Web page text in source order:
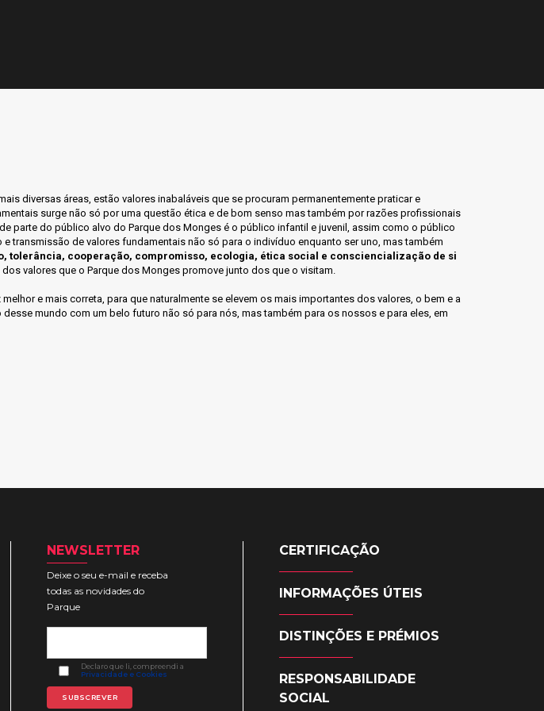
diversas áreas, estão valores inabaláveis que se procuram permanentemente praticar e
surge não só por uma questão ética e de bom senso mas também por razões profissionais
parte do público alvo do Parque dos Monges é o público infantil e juvenil, assim como o público
de valores fundamentais não só para o indivíduo enquanto ser uno, mas também
tolerância, cooperação, compromisso, ecologia, ética social e consciencialização de si
valores que o Parque dos Monges promove junto dos que o visitam.
e mais correta, para que naturalmente se elevem os mais importantes dos valores, o bem e a
mundo com um belo futuro não só para nós, mas também para os nossos e para eles, em
NEWSLETTER
Deixe o seu e-mail e receba
todas as novidades do
Parque
Declaro que li, compreendi a
Privacidade e Cookies
CERTIFICAÇÃO
INFORMAÇÕES ÚTEIS
DISTINÇÕES E PRÉMIOS
RESPONSABILIDADE
SOCIAL